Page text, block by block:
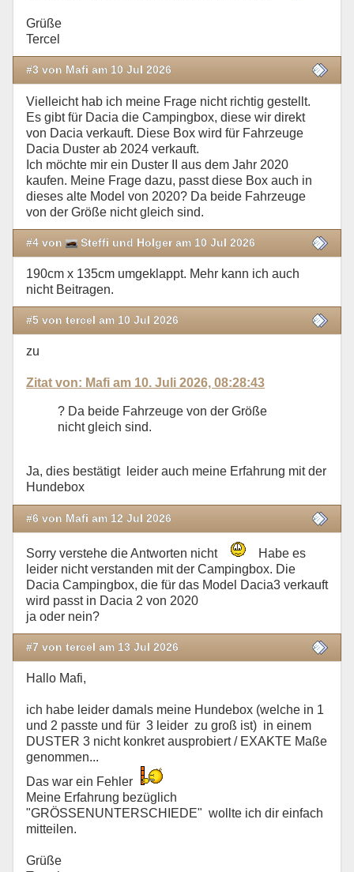
Grüße
Tercel
#3 von Mafi am 10 Jul 2026
Vielleicht hab ich meine Frage nicht richtig gestellt.
Es gibt für Dacia die Campingbox, diese wir direkt
von Dacia verkauft. Diese Box wird für Fahrzeuge
Dacia Duster ab 2024 verkauft.
Ich möchte mir ein Duster II aus dem Jahr 2020
kaufen. Meine Frage dazu, passt diese Box auch in
dieses alte Model von 2020? Da beide Fahrzeuge
von der Größe nicht gleich sind.
#4 von Steffi und Holger am 10 Jul 2026
190cm x 135cm umgeklappt. Mehr kann ich auch
nicht Beitragen.
#5 von tercel am 10 Jul 2026
zu
Zitat von: Mafi am 10. Juli 2026, 08:28:43
? Da beide Fahrzeuge von der Größe
nicht gleich sind.
Ja, dies bestätigt leider auch meine Erfahrung mit der
Hundebox
#6 von Mafi am 12 Jul 2026
Sorry verstehe die Antworten nicht
Habe es
leider nicht verstanden mit der Campingbox. Die
Dacia Campingbox, die für das Model Dacia3 verkauft
wird passt in Dacia 2 von 2020
ja oder nein?
#7 von tercel am 13 Jul 2026
Hallo Mafi,
ich habe leider damals meine Hundebox (welche in 1
und 2 passte und für 3 leider zu groß ist) in einem
DUSTER 3 nicht konkret ausprobiert / EXAKTE Maße
genommen...
Das war ein Fehler
Meine Erfahrung bezüglich
"GRÖSSENUNTERSCHIEDE" wollte ich dir einfach
mitteilen.
Grüße